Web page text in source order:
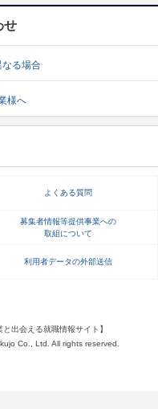
お役立ち記事・相談室など
よくある質問
不明点があればこちら
せ
なる場合
様へ
よくある質問
募集者情報等提供事業への
取組について
利用者データの外部送信
と出会える就職情報サイト】
Co., Ltd. All rights reserved.